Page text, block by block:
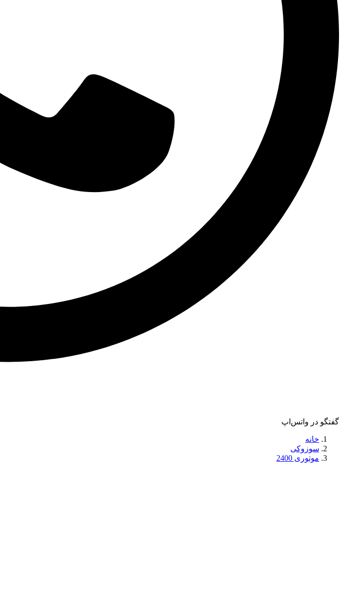
گفتگو در واتس‌اپ
خانه
سوزوکی
موتوری 2400